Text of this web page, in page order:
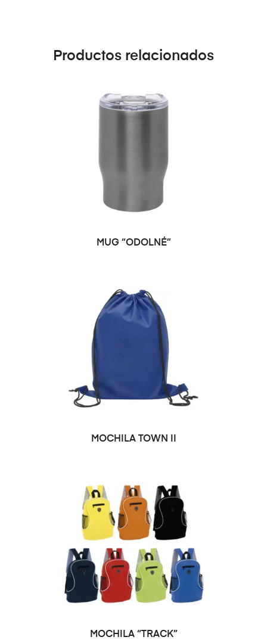
Productos relacionados
SELECCIONAR OPCIONES
MUG “ODOLNÉ”
SELECCIONAR OPCIONES
MOCHILA TOWN II
SELECCIONAR OPCIONES
MOCHILA “TRACK”